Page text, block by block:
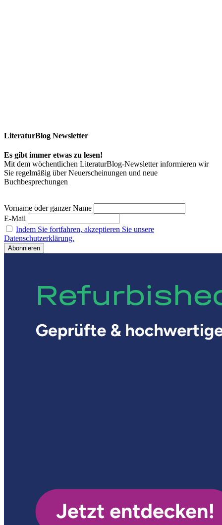
LiteraturBlog Newsletter
Es gibt immer etwas zu lesen!
Mit dem wöchentlichen LiteraturBlog-Newsletter informieren wir
Sie regelmäßig über Neuerscheinungen und neue
Buchbesprechungen
Vorname oder ganzer Name
E-Mail
Indem Sie fortfahren, akzeptieren Sie unsere
Datenschutzerklärung.